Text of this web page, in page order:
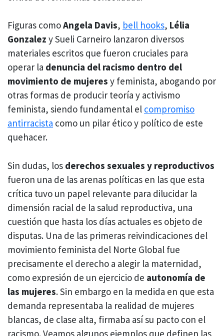
Figuras comoAngela Davis, bell hooks, Lélia
Gonzalez y Sueli Carneiro lanzaron diversos
materiales escritos que fueron cruciales para
operar la denuncia del racismo dentro del
movimiento de mujeres y feminista, abogando por
otras formas de producir teoría y activismo
feminista, siendo fundamental el compromiso
antirracista como un pilar ético y político de este
quehacer.
Sin dudas, los derechos sexuales y reproductivos
fueron una de las arenas políticas en las que esta
crítica tuvo un papel relevante para dilucidar la
dimensión racial de la salud reproductiva, una
cuestión que hasta los días actuales es objeto de
disputas. Una de las primeras reivindicaciones del
movimiento feminista del Norte Global fue
precisamente el derecho a alegir la maternidad,
como expresión de un ejercicio de autonomía de
las mujeres. Sin embargo en la medida en que esta
demanda representaba la realidad de mujeres
blancas, de clase alta, firmaba así su pacto con el
racismo. Veamos algunos ejemplos que definen las